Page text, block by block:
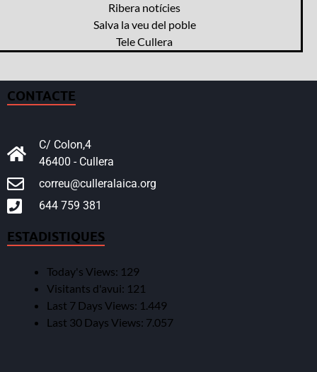
Ribera notícies
Salva la veu del poble
Tele Cullera
CONTACTE
C/ Colon,4
46400 - Cullera
correu@culleralaica.org
644 759 381
ESTADISTIQUES
Today's Views: 129
Visitants d'avui: 121
Last 7 Days Views: 1.449
Last 30 Days Views: 7.057